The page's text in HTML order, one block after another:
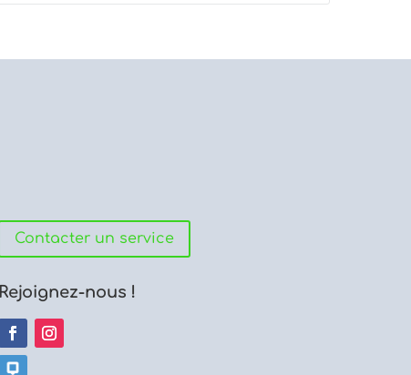
Contacter un service
Rejoignez-nous !